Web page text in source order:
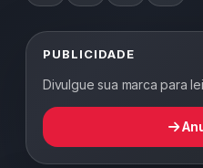
PUBLICIDADE
Divulgue sua marca para